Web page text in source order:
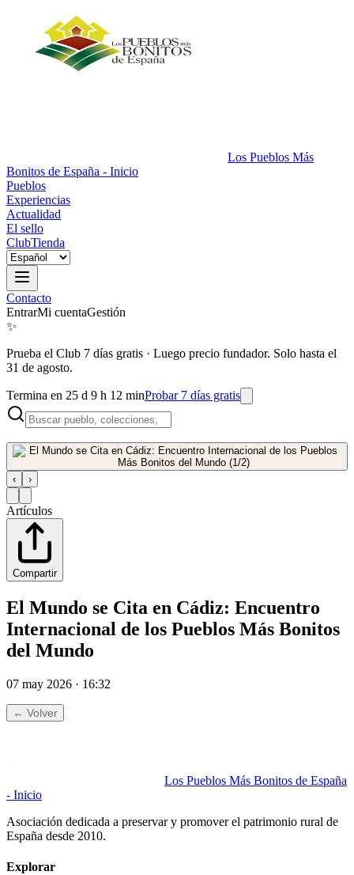
Los Pueblos Más
Bonitos de España - Inicio
Pueblos
Experiencias
Actualidad
El sello
ClubTienda
Contacto
EntrarMi cuentaGestión
✨
Prueba el Club 7 días gratis · Luego precio fundador. Solo hasta el
31 de agosto.
Termina en 25 d 9 h 12 minProbar 7 días gratis
‹ ›
Artículos
Compartir
El Mundo se Cita en Cádiz: Encuentro
Internacional de los Pueblos Más Bonitos
del Mundo
07 may 2026 · 16:32
← Volver
Los Pueblos Más Bonitos de España
- Inicio
Asociación dedicada a preservar y promover el patrimonio rural de
España desde 2010.
Explorar